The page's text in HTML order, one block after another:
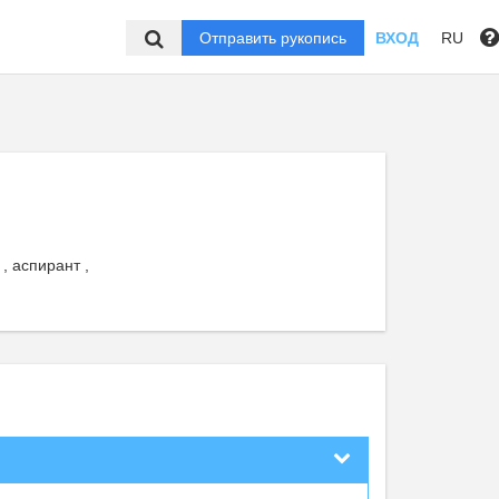
Отправить рукопись ВХОД RU
аспирант ,